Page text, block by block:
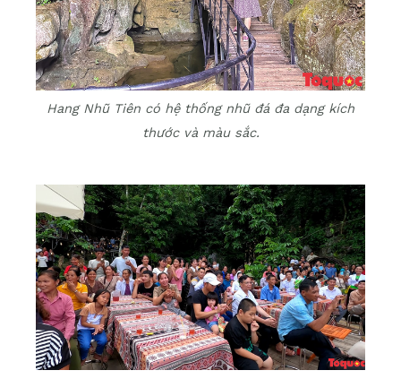
Hang Nhũ Tiên có hệ thống nhũ đá đa dạng kích
thước và màu sắc.